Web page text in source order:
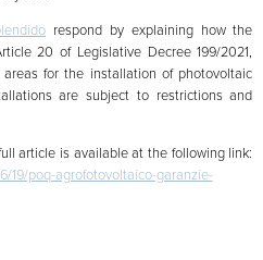
respond by explaining how the
20 of Legislative Decree 199/2021,
for the installation of photovoltaic
are subject to restrictions and
article is available at the following link:
19/poq-agrofotovoltaico-garanzie-